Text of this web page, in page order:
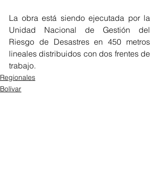
La obra está siendo ejecutada por la
Unidad Nacional de Gestión del
Riesgo de Desastres en 450 metros
lineales distribuidos con dos frentes de
trabajo.
Regionales
Bolívar